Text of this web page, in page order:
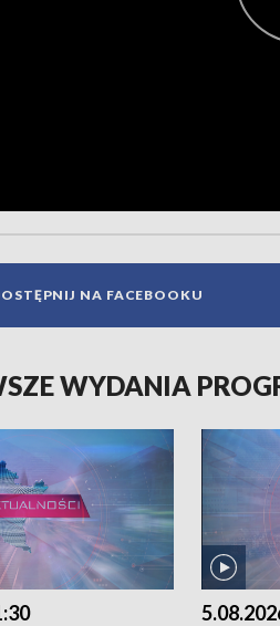
NA FACEBOOKU
WYDANIA